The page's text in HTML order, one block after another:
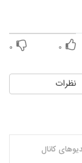
۰ ۰
نظرات
کانال